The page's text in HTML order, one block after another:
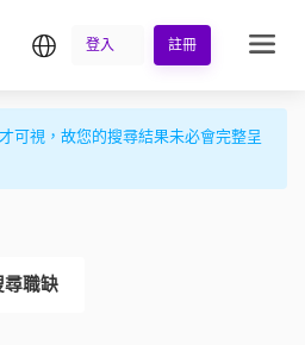
繁中登入 註冊
可視，故您的搜尋結果未必會完整呈
尋職缺